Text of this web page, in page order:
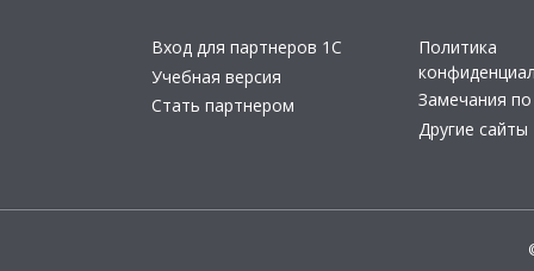
Вход для партнеров 1С
Учебная версия
Стать партнером
Политика
Замечания по
Другие сайты